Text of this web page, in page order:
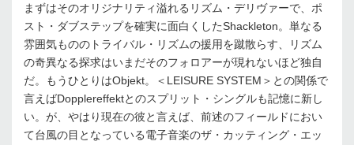
まずはそのオリジナリティ溢れるリズム・デリヴァーで、ポ
スト・ダブステップを確実に面白くしたShackleton。単なる
雰囲気もののトライバル・リズムの援用を蹴散らす、リズム
の奇異なる探求はいまだそのフォロアーが現れないほど独自
だ。もうひとりはObjekt。＜LEISURE SYSTEM＞との関係で
言えばDopplereffektとのスプリット・シングルも記憶に新し
い。が、やはり現在の彼と言えば、前述のフィールドにおい
て台風の目となっている電子音楽のザ・カッティング・エッ